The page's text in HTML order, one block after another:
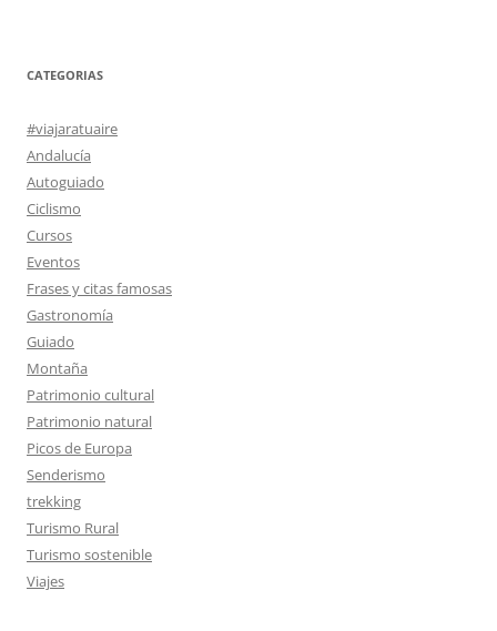
CATEGORIAS
#viajaratuaire
Andalucía
Autoguiado
Ciclismo
Cursos
Eventos
Frases y citas famosas
Gastronomía
Guiado
Montaña
Patrimonio cultural
Patrimonio natural
Picos de Europa
Senderismo
trekking
Turismo Rural
Turismo sostenible
Viajes